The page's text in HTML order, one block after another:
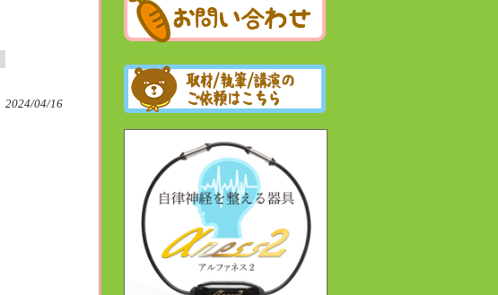
2024/04/16